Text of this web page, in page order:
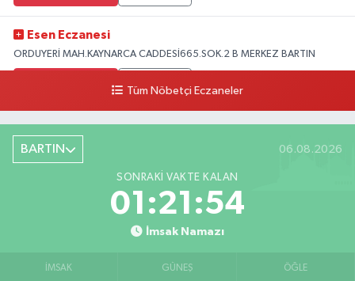
Esen Eczanesi
ORDUYERİ MAH.KAYNARCA CADDESİ665.SOK.2 B MERKEZ BARTIN
Şiremirçavuş Mahallesi, Kırıkçı Zeliha Ana Sokak No:20 8 Merkez Bartın
0 (378) 227 85 45
Tüm Nöbetçi Eczaneler
BARTIN 06.08.2026
SONRAKI VAKTE KALAN
01:21:53
İmsak Namazı
İMSAK GÜNEŞ ÖĞLE